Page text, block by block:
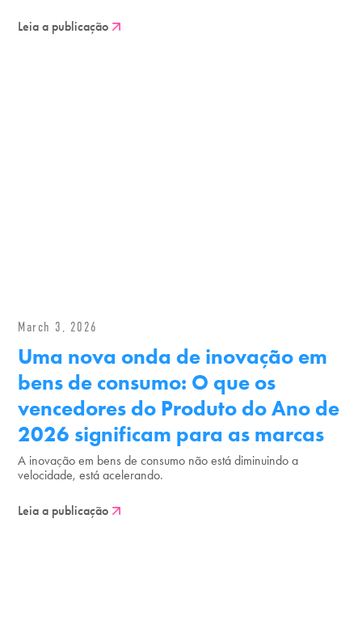
Leia a publicação
March 3, 2026
Uma nova onda de inovação em
bens de consumo: O que os
vencedores do Produto do Ano de
2026 significam para as marcas
A inovação em bens de consumo não está diminuindo a
velocidade, está acelerando.
Leia a publicação